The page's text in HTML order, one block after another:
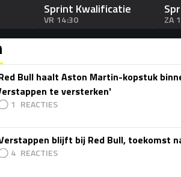
Sprint Kwalificatie
VR 14:30 ZA
Bull haalt Aston Martin-kopstuk
te versterken'
1
blijft bij Red Bull, toekomst
4